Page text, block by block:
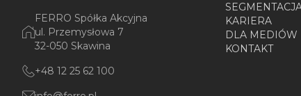
FERRO Spółka Akcyjna
ul. Przemysłowa 7
32-050 Skawina
+48 12 25 62 100
KARIERA
DLA MEDIÓW
KONTAKT